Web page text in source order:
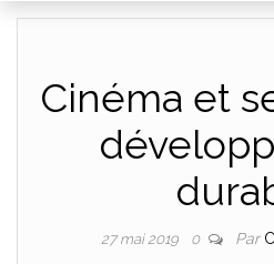
Cinéma et
27 mai 2019 0 Par